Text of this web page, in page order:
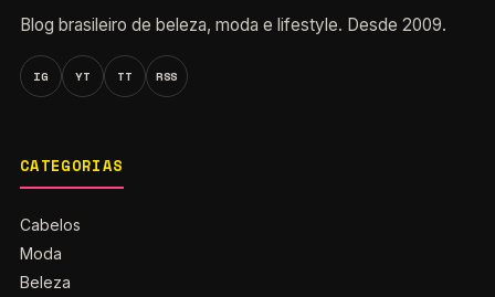
Blog brasileiro de beleza, moda e lifestyle. Desde 2009.
IG YT TT RSS
CATEGORIAS
Cabelos
Moda
Beleza